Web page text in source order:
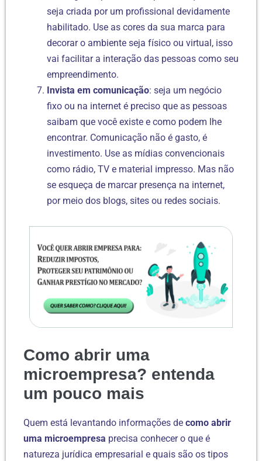
seja criada por um profissional devidamente
habilitado. Use as cores da sua marca para
decorar o ambiente seja físico ou virtual, isso
vai facilitar a interação das pessoas como seu
empreendimento.
Invista em comunicação: seja um negócio
fixo ou na internet é preciso que as pessoas
saibam que você existe e como podem lhe
encontrar. Comunicação não é gasto, é
investimento. Use as mídias convencionais
como rádio, TV e material impresso. Mas não
se esqueça de marcar presença na internet,
por meio dos blogs, sites ou redes sociais.
Como abrir uma
microempresa? entenda
um pouco mais
Quem está levantando informações de como abrir
uma microempresa precisa conhecer o que é
natureza jurídica empresarial e quais são os tipos